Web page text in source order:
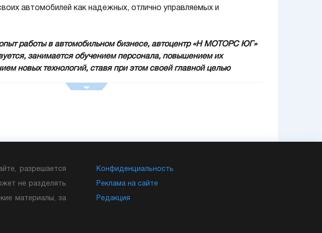
автомобилей как надежных, отлично управляемых и
работы в автомобильном бизнесе, автоцентр «Н МОТОРС ЮГ»
занимается обучением персонала, повышением их
новых технологий, ставя при этом своей главной целью
своему вкусу, наши квалифицированные специалисты смогут
наш салон в максимально кратчайшие сроки осуществит поставку
программе
взносом), что делает продукт марки
Конфиденциальность
Реклама на сайте
Редакция
разрешается
не разделять
материалы, за